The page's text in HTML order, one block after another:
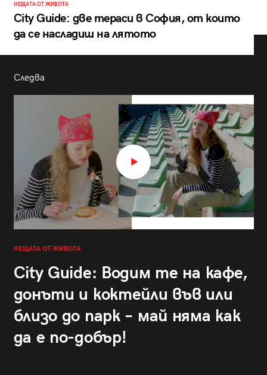
НЕЩАТА ОТ ЖИВОТА
City Guide: две тераси в София, от които
да се насладиш на лятото
Следва
НЕЩАТА ОТ ЖИВОТА
City Guide: Водим те на кафе,
донъти и коктейли във или
близо до парк – май няма как
да е по-добър!